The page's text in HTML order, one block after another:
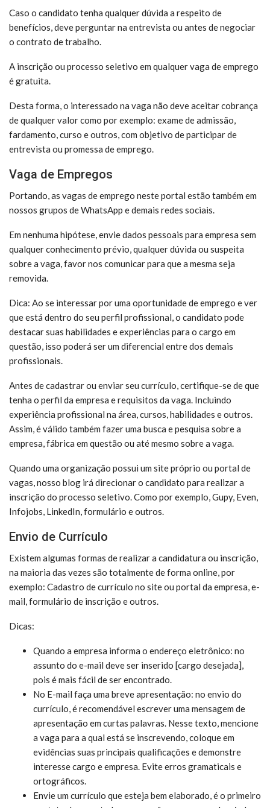
Caso o candidato tenha qualquer dúvida a respeito de
benefícios, deve perguntar na entrevista ou antes de negociar
o contrato de trabalho.
A inscrição ou processo seletivo em qualquer vaga de emprego
é gratuita.
Desta forma, o interessado na vaga não deve aceitar cobrança
de qualquer valor como por exemplo: exame de admissão,
fardamento, curso e outros, com objetivo de participar de
entrevista ou promessa de emprego.
Vaga de Empregos
Portando, as vagas de emprego neste portal estão também em
nossos grupos de WhatsApp e demais redes sociais.
Em nenhuma hipótese, envie dados pessoais para empresa sem
qualquer conhecimento prévio, qualquer dúvida ou suspeita
sobre a vaga, favor nos comunicar para que a mesma seja
removida.
Dica: Ao se interessar por uma oportunidade de emprego e ver
que está dentro do seu perfil profissional, o candidato pode
destacar suas habilidades e experiências para o cargo em
questão, isso poderá ser um diferencial entre dos demais
profissionais.
Antes de cadastrar ou enviar seu currículo, certifique-se de que
tenha o perfil da empresa e requisitos da vaga. Incluindo
experiência profissional na área, cursos, habilidades e outros.
Assim, é válido também fazer uma busca e pesquisa sobre a
empresa, fábrica em questão ou até mesmo sobre a vaga.
Quando uma organização possui um site próprio ou portal de
vagas, nosso blog irá direcionar o candidato para realizar a
inscrição do processo seletivo. Como por exemplo, Gupy, Even,
Infojobs, LinkedIn, formulário e outros.
Envio de Currículo
Existem algumas formas de realizar a candidatura ou inscrição,
na maioria das vezes são totalmente de forma online, por
exemplo: Cadastro de currículo no site ou portal da empresa, e-
mail, formulário de inscrição e outros.
Dicas:
Quando a empresa informa o endereço eletrônico: no
assunto do e-mail deve ser inserido [cargo desejada],
pois é mais fácil de ser encontrado.
No E-mail faça uma breve apresentação: no envio do
currículo, é recomendável escrever uma mensagem de
apresentação em curtas palavras. Nesse texto, mencione
a vaga para a qual está se inscrevendo, coloque em
evidências suas principais qualificações e demonstre
interesse cargo e empresa. Evite erros gramaticais e
ortográficos.
Envie um currículo que esteja bem elaborado, é o primeiro